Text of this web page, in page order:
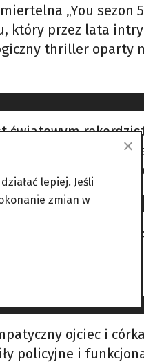
„You sezon
przez lata
thriller oparty
światowym
o producencie
robienia
plaga, o której
Bondem.
Kilka
ojciec i
policyjne i
lepiej. Jeśli
zmian w